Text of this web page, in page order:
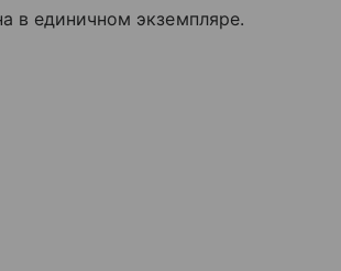
в единичном экземпляре.